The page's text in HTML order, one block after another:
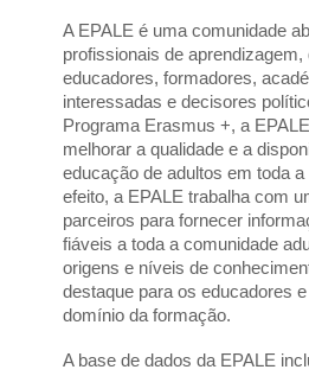
A EPALE é uma comunidade
profissionais de aprendizagem,
educadores, formadores,
interessadas e decisores
Programa Erasmus +, a
melhorar a qualidade e a
educação de adultos em toda
efeito, a EPALE trabalha com
parceiros para fornecer
fiáveis a toda a comunidade
origens e níveis de
destaque para os educadores
domínio da formação.
A base de dados da EPALE